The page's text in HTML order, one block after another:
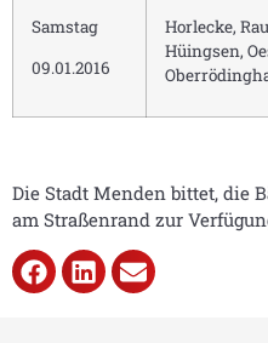
Samstag
09.01.2016
Horlecke,
Hüingsen,
Die Stadt Menden bittet, die
am Straßenrand zur